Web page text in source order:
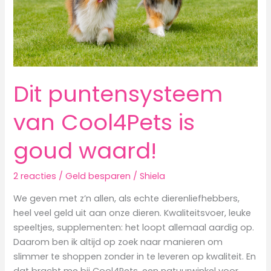
Dit puntensysteem
van Cool4Pets is
goud waard!
2 reacties /Geld besparen /Shiela
We geven met z’n allen, als echte dierenliefhebbers,
heel veel geld uit aan onze dieren. Kwaliteitsvoer, leuke
speeltjes, supplementen: het loopt allemaal aardig op.
Daarom ben ik altijd op zoek naar manieren om
slimmer te shoppen zonder in te leveren op kwaliteit. En